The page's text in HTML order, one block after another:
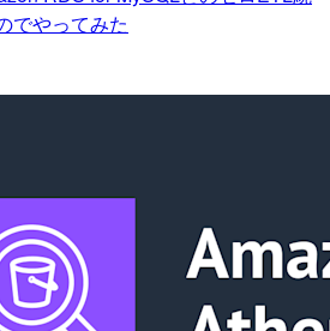
でやってみた